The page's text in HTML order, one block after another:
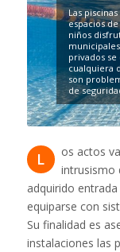
Las
espacios
niños
privados
cualquiera
son
de
L
os actos
intrusismo
adquirido
equiparse con
Su finalidad es
instalaciones las